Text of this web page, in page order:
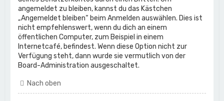
angemeldet zu bleiben, kannst du das Kästchen
„Angemeldet bleiben“ beim Anmelden auswählen. Dies ist
nicht empfehlenswert, wenn du dich an einem
öffentlichen Computer, zum Beispiel in einem
Internetcafé, befindest. Wenn diese Option nicht zur
Verfügung steht, dann wurde sie vermutlich von der
Board-Administration ausgeschaltet.
Nach oben